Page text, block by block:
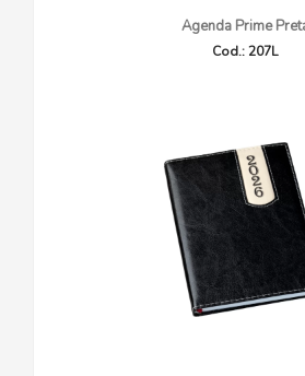
Agenda Prime
Cod.: 207L